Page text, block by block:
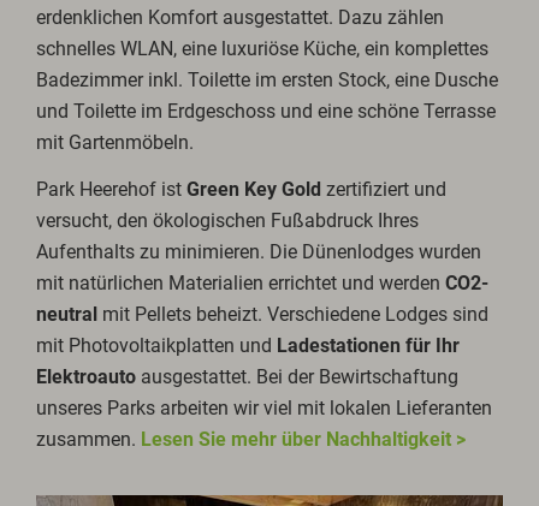
erdenklichen Komfort ausgestattet. Dazu zählen
schnelles WLAN, eine luxuriöse Küche, ein komplettes
Badezimmer inkl. Toilette im ersten Stock, eine Dusche
und Toilette im Erdgeschoss und eine schöne Terrasse
mit Gartenmöbeln.
Park Heerehof istGreen Key Gold zertifiziert und
versucht, den ökologischen Fußabdruck Ihres
Aufenthalts zu minimieren. Die Dünenlodges wurden
mit natürlichen Materialien errichtet und werdenCO2-
neutral mit Pellets beheizt. Verschiedene Lodges sind
mit Photovoltaikplatten und Ladestationen für Ihr
Elektroauto ausgestattet. Bei der Bewirtschaftung
unseres Parks arbeiten wir viel mit lokalen Lieferanten
zusammen. Lesen Sie mehr über Nachhaltigkeit >